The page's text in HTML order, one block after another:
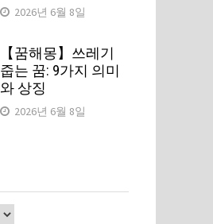
2026년 6월 8일
【꿈해몽】쓰레기
줍는 꿈: 9가지 의미
와 상징
2026년 6월 8일